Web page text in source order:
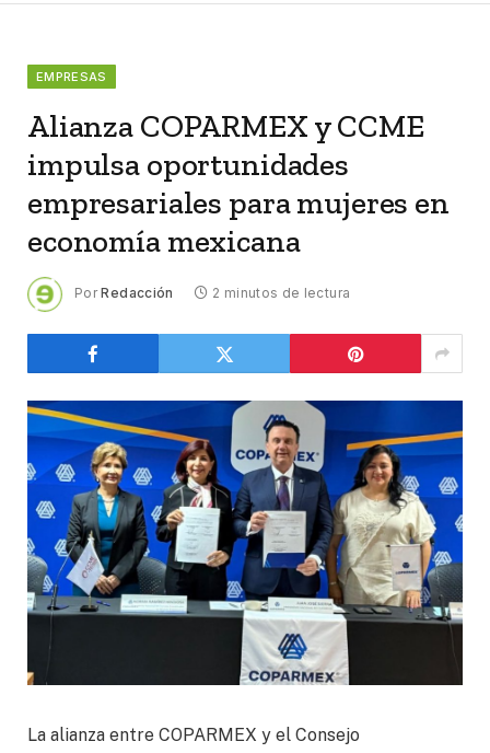
EMPRESAS
Alianza COPARMEX y CCME
impulsa oportunidades
empresariales para mujeres en
economía mexicana
Por Redacción 2 minutos de lectura
La alianza entre COPARMEX y el Consejo